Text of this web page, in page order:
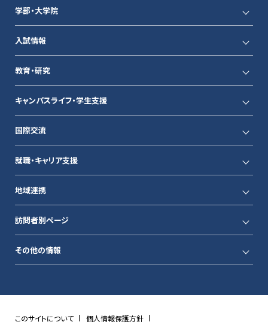
学部・大学院
入試情報
教育・研究
キャンパスライフ・学生支援
国際交流
就職・キャリア支援
地域連携
訪問者別ページ
その他の情報
このサイトについて 個人情報保護方針